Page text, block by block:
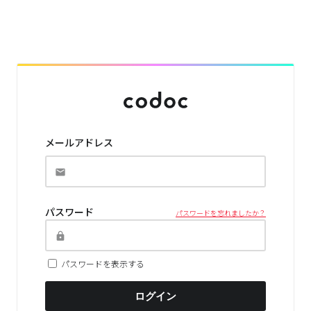
メールアドレス
パスワード パスワードを忘れましたか？
パスワードを表示する
ログイン